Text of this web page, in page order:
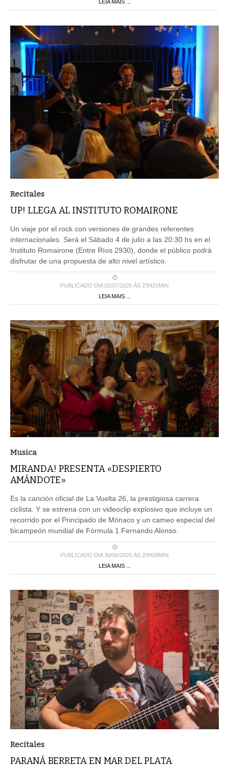
LEIA MAIS ...
Recitales
UP! LLEGA AL INSTITUTO ROMAIRONE
Un viaje por el rock con versiones de grandes referentes
internacionales. Será el Sábado 4 de julio a las 20:30 hs en el
Instituto Romairone (Entre Ríos 2930), donde el público podrá
disfrutar de una propuesta de alto nivel artístico.
PUBLICADO DIA 01/07/2026 ÀS 23H21MIN
LEIA MAIS ...
Musica
MIRANDA! PRESENTA «DESPIERTO
AMÁNDOTE»
Es la canción oficial de La Vuelta 26, la prestigiosa carrera
ciclista. Y se estrena con un videoclip explosivo que incluye un
recorrido por el Principado de Mónaco y un cameo especial del
bicampeón mundial de Fórmula 1 Fernando Alonso.
PUBLICADO DIA 30/06/2026 ÀS 20H09MIN
LEIA MAIS ...
Recitales
PARANÁ BERRETA EN MAR DEL PLATA